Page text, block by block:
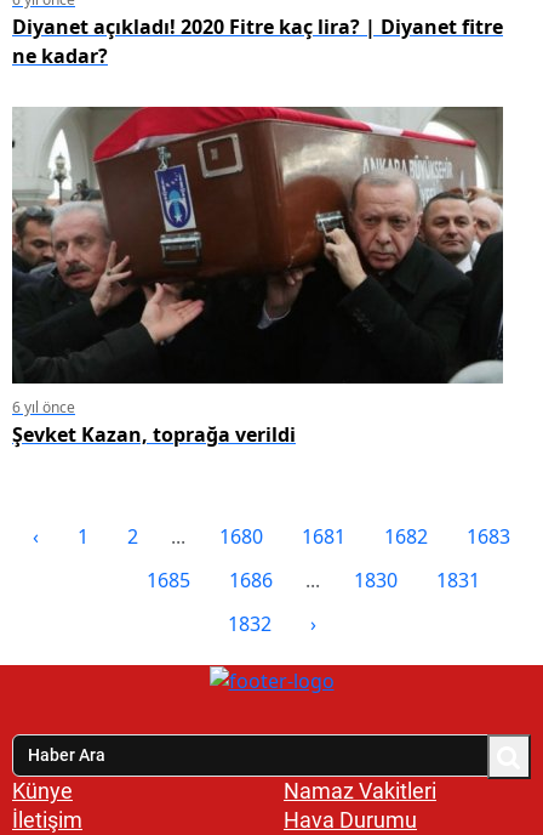
Diyanet açıkladı! 2020 Fitre kaç lira? | Diyanet fitre
ne kadar?
6 yıl önce
Şevket Kazan, toprağa verildi
‹ 1 2 ... 1680 1681 1682
1683
1685 1686 ... 1830
1831
1832
›
Künye
İletişim
Namaz Vakitleri
Hava Durumu